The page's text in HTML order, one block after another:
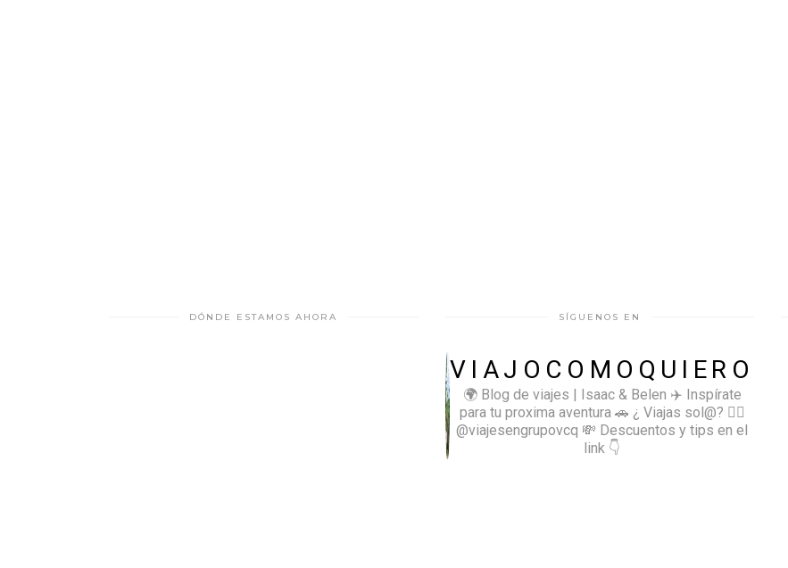
DÓNDE ESTAMOS AHORA SÍGUENOS EN
VIAJOCOMOQUIERO
🌍 Blog de viajes | Isaac & Belen ✈️ Inspírate
para tu proxima aventura 🚗 ¿ Viajas sol@? 👉🏻
@viajesengrupovcq 💸 Descuentos y tips en el
link 👇